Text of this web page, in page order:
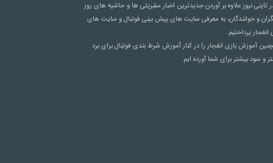
تاینی نیوز علاوه بر آوردن جدیدترین اخبار سلبریتی ها و حاشیه های روز
و خوانندگان، به معرفی سایت های پیش بینی فوتبال و سایت های
انفجار پرداختیم.
آموزش بازی انفجار را در کنار آموزش شرط بندی فوتبالبرای برد
و سود بیشتر برای شما آورده ایم.